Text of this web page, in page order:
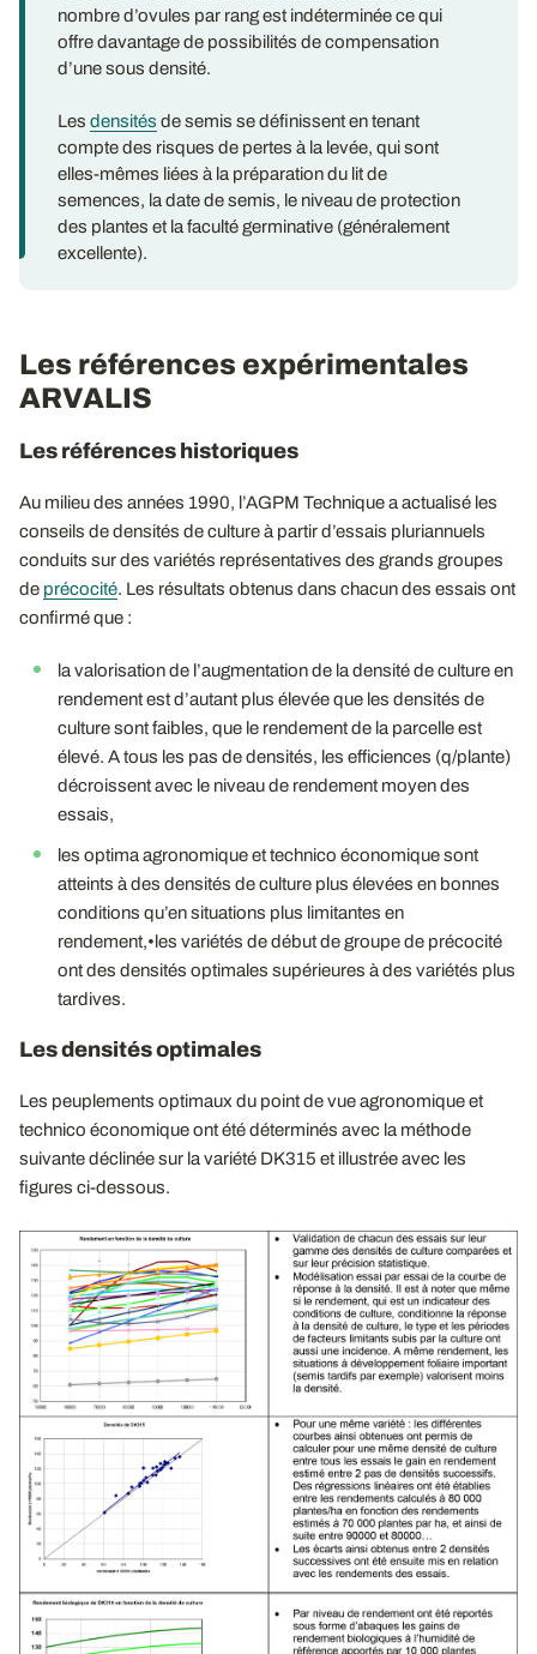
nombre d’ovules par rang est indéterminée ce qui
offre davantage de possibilités de compensation
d’une sous densité.
Les densités de semis se définissent en tenant
compte des risques de pertes à la levée, qui sont
elles-mêmes liées à la préparation du lit de
semences, la date de semis, le niveau de protection
des plantes et la faculté germinative (généralement
excellente).
Les références expérimentales
ARVALIS
Les références historiques
Au milieu des années 1990, l’AGPM Technique a actualisé les
conseils de densités de culture à partir d’essais pluriannuels
conduits sur des variétés représentatives des grands groupes
de précocité. Les résultats obtenus dans chacun des essais ont
confirmé que :
la valorisation de l’augmentation de la densité de culture en
rendement est d’autant plus élevée que les densités de
culture sont faibles, que le rendement de la parcelle est
élevé. A tous les pas de densités, les efficiences (q/plante)
décroissent avec le niveau de rendement moyen des
essais,
les optima agronomique et technico économique sont
atteints à des densités de culture plus élevées en bonnes
conditions qu’en situations plus limitantes en
rendement,•les variétés de début de groupe de précocité
ont des densités optimales supérieures à des variétés plus
tardives.
Les densités optimales
Les peuplements optimaux du point de vue agronomique et
technico économique ont été déterminés avec la méthode
suivante déclinée sur la variété DK315 et illustrée avec les
figures ci-dessous.